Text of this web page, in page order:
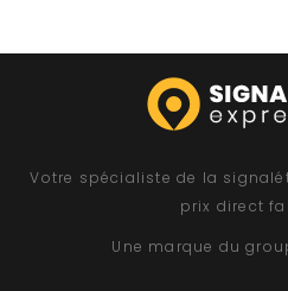
Votre spécialiste de la
prix direct
Une marque du